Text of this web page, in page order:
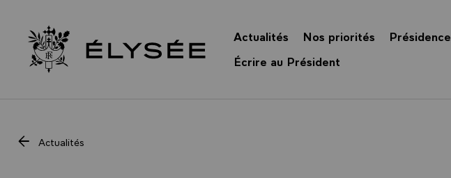
Retour à l’accueil Élysée
Actualités Nos priorités
Présidence
Écrire au Président
Actualités